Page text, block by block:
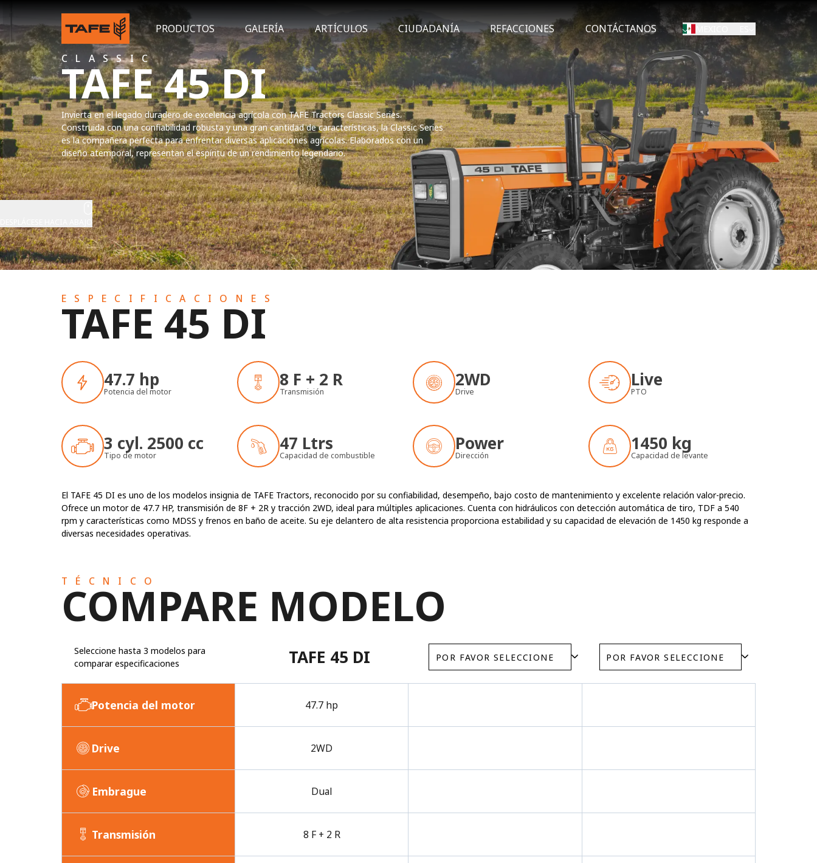
PRODUCTOS GALERÍA ARTÍCULOS CIUDADANÍA REFACCIONES CONTÁCTANOS
CLASSIC
TAFE 45 DI
Invierta en el legado duradero de excelencia agrícola con TAFE Tractors Classic Series.
Construida con una confiabilidad robusta y una gran cantidad de características, la Classic Series
es la compañera perfecta para enfrentar diversas aplicaciones agrícolas. Elaborados con un
diseño atemporal, representan el espíritu de un rendimiento legendario.
ESPECIFICACIONES
TAFE 45 DI
47.7 hp
Potencia del motor
8 F + 2 R
Transmisión
2WD
Drive
Live
PTO
3 cyl. 2500 cc
Tipo de motor
47 Ltrs
Capacidad de combustible
Power
Dirección
1450 kg
Capacidad de levante
El TAFE 45 DI es uno de los modelos insignia de TAFE Tractors, reconocido por su confiabilidad, desempeño, bajo costo de mantenimiento y excelente relación valor-precio.
Ofrece un motor de 47.7 HP, transmisión de 8F + 2R y tracción 2WD, ideal para múltiples aplicaciones. Cuenta con hidráulicos con detección automática de tiro, TDF a 540
rpm y características como MDSS y frenos en baño de aceite. Su eje delantero de alta resistencia proporciona estabilidad y su capacidad de elevación de 1450 kg responde a
diversas necesidades operativas.
TÉCNICO
COMPARE MODELO
Seleccione hasta 3 modelos para
comparar especificaciones
TAFE 45 DI
Potencia del motor 47.7 hp
Drive 2WD
Embrague Dual
Transmisión 8 F + 2 R